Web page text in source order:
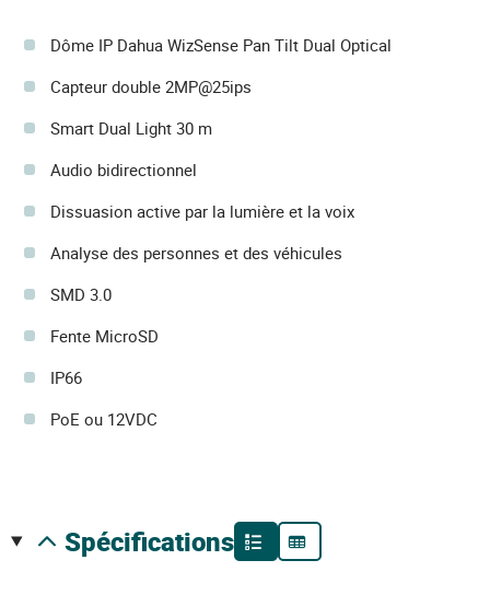
Dôme IP Dahua WizSense Pan Tilt Dual Optical
Capteur double 2MP@25ips
Smart Dual Light 30 m
Audio bidirectionnel
Dissuasion active par la lumière et la voix
Analyse des personnes et des véhicules
SMD 3.0
Fente MicroSD
IP66
PoE ou 12VDC
spécifications